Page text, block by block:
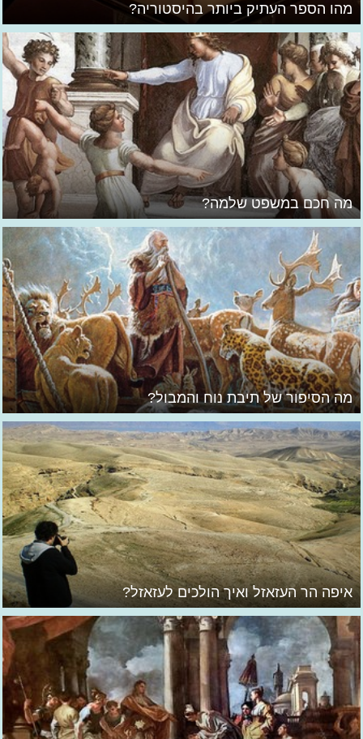
מהו הספר העתיק ביותר בהיסטוריה?
מה חכם במשפט שלמה?
מה הסיפור של תיבת נוח והמבול?
איפה הר העזאזל ואיך הולכים לעזאזל?